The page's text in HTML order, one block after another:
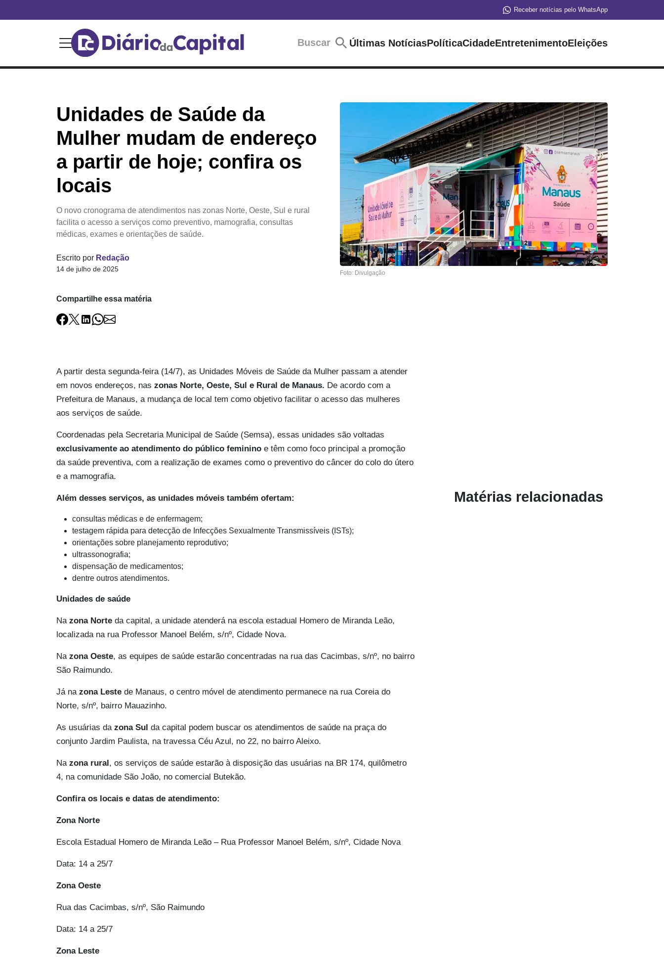
Receber notícias pelo WhatsApp
Buscar Últimas NotíciasPolíticaCidadeEntretenimentoEleições
Unidades de Saúde da
Mulher mudam de endereço
a partir de hoje; confira os
locais
O novo cronograma de atendimentos nas zonas Norte, Oeste, Sul e rural
facilita o acesso a serviços como preventivo, mamografia, consultas
médicas, exames e orientações de saúde.
Escrito por Redação
14 de julho de 2025
Compartilhe essa matéria
Foto: Divulgação
A partir desta segunda-feira (14/7), as Unidades Móveis de Saúde da Mulher passam a atender
em novos endereços, nas zonas Norte, Oeste, Sul e Rural de Manaus. De acordo com a
Prefeitura de Manaus, a mudança de local tem como objetivo facilitar o acesso das mulheres
aos serviços de saúde.
Coordenadas pela Secretaria Municipal de Saúde (Semsa), essas unidades são voltadas
exclusivamente ao atendimento do público feminino e têm como foco principal a promoção
da saúde preventiva, com a realização de exames como o preventivo do câncer do colo do útero
e a mamografia.
Além desses serviços, as unidades móveis também ofertam:
consultas médicas e de enfermagem;
testagem rápida para detecção de Infecções Sexualmente Transmissíveis (ISTs);
orientações sobre planejamento reprodutivo;
ultrassonografia;
dispensação de medicamentos;
dentre outros atendimentos.
Unidades de saúde
Na zona Norte da capital, a unidade atenderá na escola estadual Homero de Miranda Leão,
localizada na rua Professor Manoel Belém, s/nº, Cidade Nova.
Na zona Oeste, as equipes de saúde estarão concentradas na rua das Cacimbas, s/nº, no bairro
São Raimundo.
Já na zona Leste de Manaus, o centro móvel de atendimento permanece na rua Coreia do
Norte, s/nº, bairro Mauazinho.
As usuárias da zona Sul da capital podem buscar os atendimentos de saúde na praça do
conjunto Jardim Paulista, na travessa Céu Azul, no 22, no bairro Aleixo.
Na zona rural , os serviços de saúde estarão à disposição das usuárias na BR 174, quilômetro
4, na comunidade São João, no comercial Butekão.
Confira os locais e datas de atendimento:
Zona Norte
Escola Estadual Homero de Miranda Leão – Rua Professor Manoel Belém, s/nº, Cidade Nova
Data: 14 a 25/7
Zona Oeste
Rua das Cacimbas, s/nº, São Raimundo
Data: 14 a 25/7
Zona Leste
Matérias relacionadas